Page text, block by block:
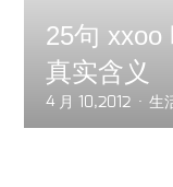
25句 xxoo
真实含义
4 月 10,2012 生